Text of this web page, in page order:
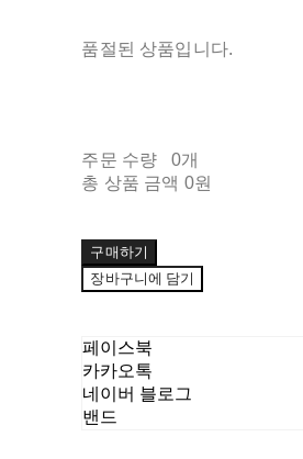
품절된 상품입니다.
주문 수량
0개
총 상품 금액 0원
구매하기
장바구니에 담기
페이스북
카카오톡
네이버 블로그
밴드